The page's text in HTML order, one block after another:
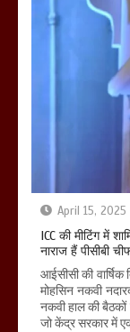
April 15, 2025
ICC की मीटिंग में
नाराज हैं पीसीबी
आईसीसी की वार्षिक
मोहसिन नकवी
नकवी हाल की
जो केंद्र सरकार में